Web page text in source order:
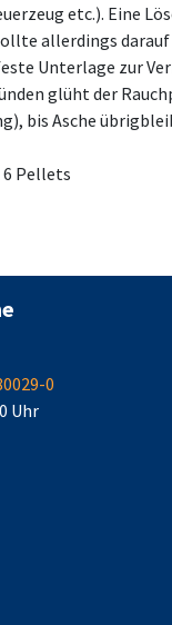
etc.). Eine
allerdings
Unterlage zur
glüht der
bis Asche
Pellets
0
Uhr